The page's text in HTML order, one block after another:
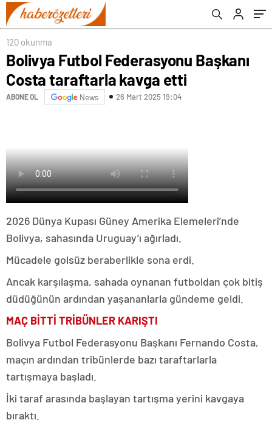
120 okunma
Bolivya Futbol Federasyonu Başkanı
Costa taraftarla kavga etti
ABONE OL News 26 Mart 2025 19:04
2026 Dünya Kupası Güney Amerika Elemeleri’nde
Bolivya, sahasında Uruguay’ı ağırladı.
Mücadele golsüz beraberlikle sona erdi.
Ancak karşılaşma, sahada oynanan futboldan çok bitiş
düdüğünün ardından yaşananlarla gündeme geldi.
MAÇ BİTTİ TRİBÜNLER KARIŞTI
Bolivya Futbol Federasyonu Başkanı Fernando Costa,
maçın ardından tribünlerde bazı taraftarlarla
tartışmaya başladı.
İki taraf arasında başlayan tartışma yerini kavgaya
bıraktı.